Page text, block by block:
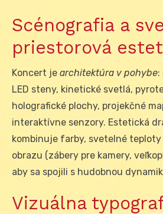
Scénografia a
priestorová
Koncert je architektúra v pohybe:
LED steny, kinetické svetlá,
holografické plochy, projekčné
interaktívne senzory. Estetická
kombinuje farby, svetelné teploty
obrazu (zábery pre kamery,
aby sa spojili s hudobnou
Vizuálna